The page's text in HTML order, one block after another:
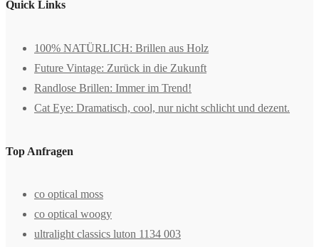
Quick Links
100% NATÜRLICH: Brillen aus Holz
Future Vintage: Zurück in die Zukunft
Randlose Brillen: Immer im Trend!
Cat Eye: Dramatisch, cool, nur nicht schlicht und dezent.
Top Anfragen
co optical moss
co optical woogy
ultralight classics luton 1134 003